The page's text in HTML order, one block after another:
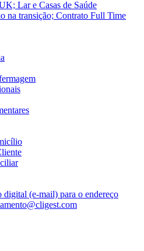
Lar e Casas de Saúde
na transição; Contrato Full Time
digital (e-mail) para o endereço